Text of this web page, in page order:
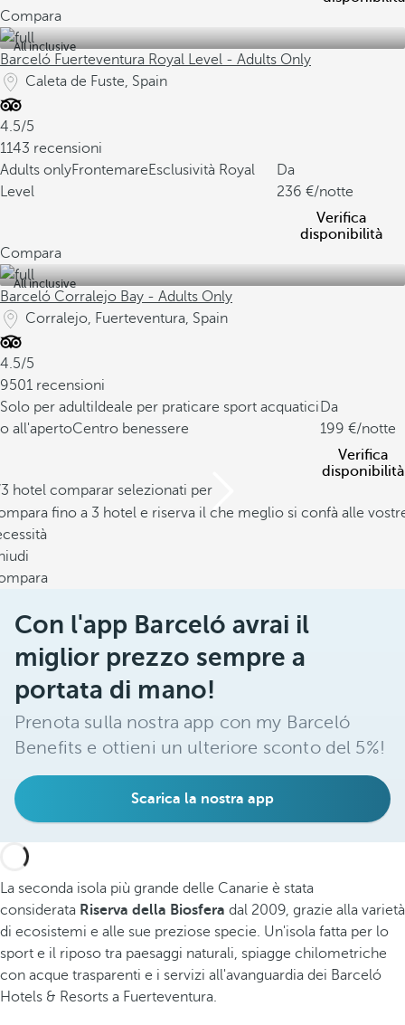
Compara
All inclusive
Barceló Fuerteventura Royal Level - Adults Only
Caleta de Fuste, Spain
4.5/5
1143 recensioni
Adults onlyFrontemareEsclusività Royal
Level
Da
236
/notte
Verifica
disponibilità
Compara
All inclusive
Barceló Corralejo Bay - Adults Only
Corralejo, Fuerteventura, Spain
4.5/5
9501 recensioni
Solo per adulti Ideale per praticare sport acquatici
o all'apertoCentro benessere
Da
199
/notte
Verifica
disponibilità
hotel comparar selezionati per
fino a 3 hotel e riserva il che meglio si confà alle
Con l'app Barceló avrai il
miglior prezzo sempre a
portata di mano!
Prenota sulla nostra app con my Barceló
Benefits e ottieni un ulteriore sconto del 5%!
Scarica la nostra app
La seconda isola più grande delle Canarie è stata
considerata Riserva della Biosfera dal 2009, grazie alla varietà
di ecosistemi e alle sue preziose specie. Un'isola fatta per lo
sport e il riposo tra paesaggi naturali, spiagge chilometriche
con acque trasparenti e i servizi all'avanguardia dei Barceló
Hotels & Resorts a Fuerteventura.